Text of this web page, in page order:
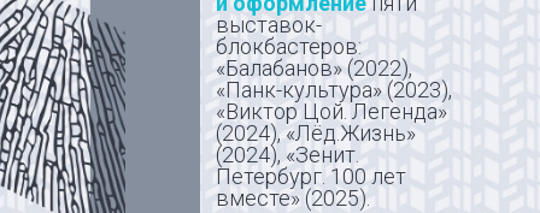
выставок-
блокбастеров:
«Балабанов» (2022),
«Панк-культура» (2023),
«Виктор Цой. Легенда»
(2024), «Лёд.Жизнь»
(2024), «Зенит.
Петербург. 100 лет
вместе» (2025).